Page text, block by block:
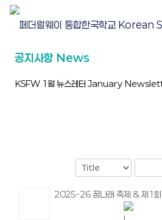
공지사항 News
KSFW 1월 뉴스레터 January
2025-26 꿈나래 축제 & 제1